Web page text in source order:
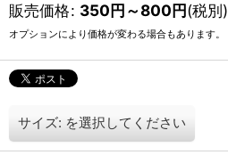
販売価格: 350円～800円(税別)
オプションにより価格が変わる場合もあります。
サイズ: を選択してください